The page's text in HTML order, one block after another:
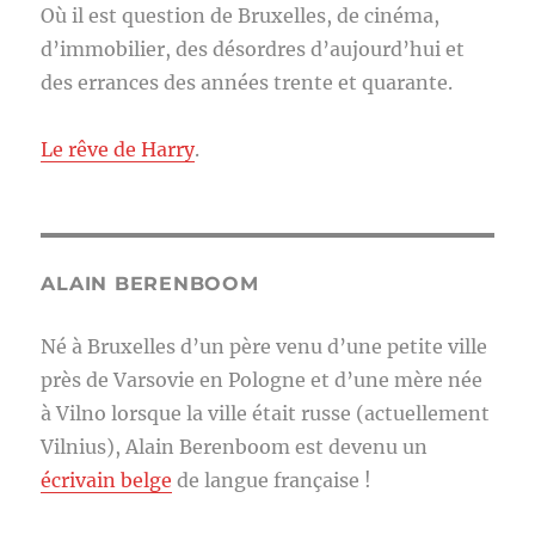
Où il est question de Bruxelles, de cinéma,
d’immobilier, des désordres d’aujourd’hui et
des errances des années trente et quarante.
Le rêve de Harry.
ALAIN BERENBOOM
Né à Bruxelles d’un père venu d’une petite ville
près de Varsovie en Pologne et d’une mère née
à Vilno lorsque la ville était russe (actuellement
Vilnius), Alain Berenboom est devenu un
écrivain belge de langue française !